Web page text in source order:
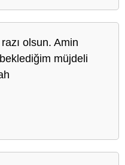
olsun. Amin
müjdeli